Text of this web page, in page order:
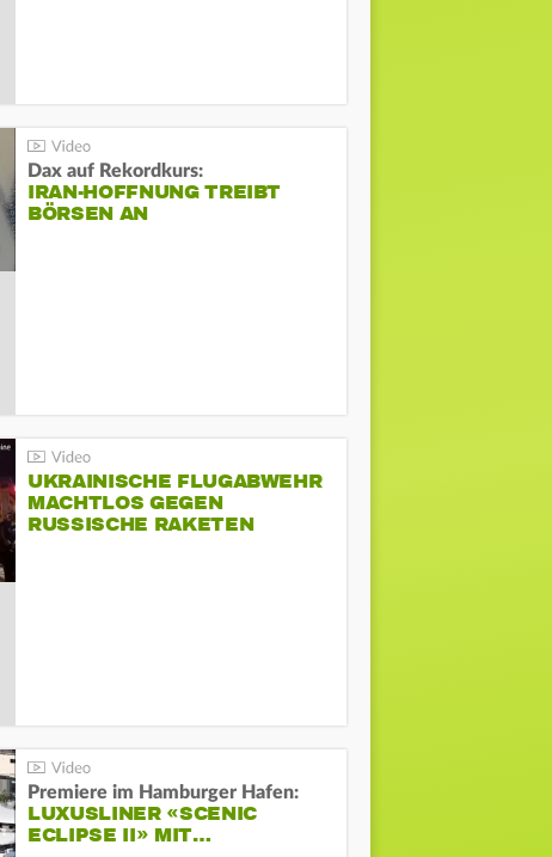
Dax auf Rekordkurs:
IRAN-HOFFNUNG TREIBT
BÖRSEN AN
UKRAINISCHE FLUGABWEHR
MACHTLOS GEGEN
RUSSISCHE RAKETEN
Premiere im Hamburger Hafen:
LUXUSLINER «SCENIC
ECLIPSE II» MIT…